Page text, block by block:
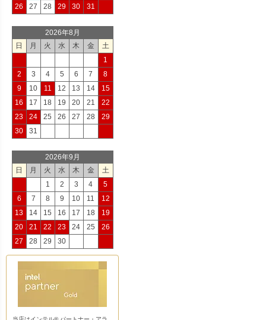
26
27 28 29 30 31
2026年8月
日
月 火 水 木 金
土
1
2
3 4 5 6 7
8
9
10 11 12 13 14
15
16
17 18 19 20 21
22
23
24 25 26 27 28
29
30
31
2026年9月
日
月 火 水 木 金
土
1
2 3 4
5
6
7 8 9 10 11
12
13
14 15 16 17 18
19
20
21 22 23 24 25
26
27
28 29 30